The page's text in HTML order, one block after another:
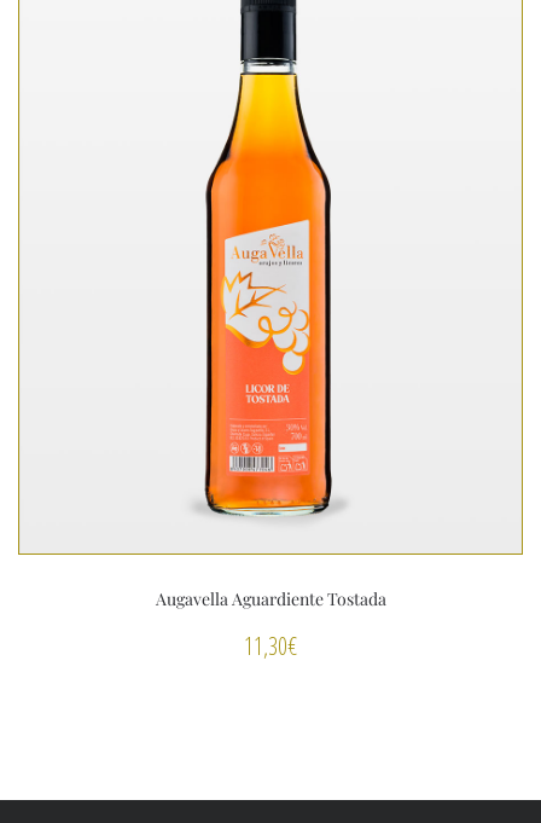
Augavella Aguardiente Tostada
11,30€